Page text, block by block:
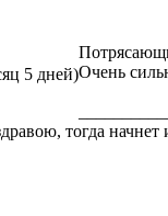
5 дней)Очень
тогда